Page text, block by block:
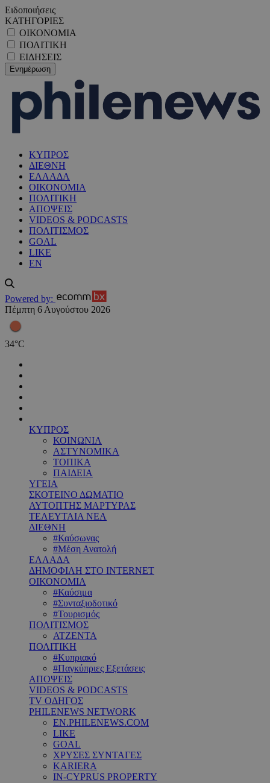
Ειδοποιήσεις
ΚΑΤΗΓΟΡΙΕΣ
ΟΙΚΟΝΟΜΙΑ
ΠΟΛΙΤΙΚΗ
ΕΙΔΗΣΕΙΣ
ΚΥΠΡΟΣ
ΔΙΕΘΝΗ
ΕΛΛΑΔΑ
ΟΙΚΟΝΟΜΙΑ
ΠΟΛΙΤΙΚΗ
ΑΠΟΨΕΙΣ
VIDEOS & PODCASTS
ΠΟΛΙΤΙΣΜΟΣ
GOAL
LIKE
EN
Powered by:
Πέμπτη 6 Αυγούστου 2026
34°C
ΚΥΠΡΟΣ
ΚΟΙΝΩΝΙΑ
ΑΣΤΥΝΟΜΙΚΑ
ΤΟΠΙΚΑ
ΠΑΙΔΕΙΑ
ΥΓΕΙΑ
ΣΚΟΤΕΙΝΟ ΔΩΜΑΤΙΟ
ΑΥΤΟΠΤΗΣ ΜΑΡΤΥΡΑΣ
ΤΕΛΕΥΤΑΙΑ ΝΕΑ
ΔΙΕΘΝΗ
#Καύσωνας
#Μέση Ανατολή
ΕΛΛΑΔΑ
ΔΗΜΟΦΙΛΗ ΣΤΟ INTERNET
ΟΙΚΟΝΟΜΙΑ
#Καύσιμα
#Συνταξιοδοτικό
#Τουρισμός
ΠΟΛΙΤΙΣΜΟΣ
ΑΤΖΕΝΤΑ
ΠΟΛΙΤΙΚΗ
#Κυπριακό
#Παγκύπριες Εξετάσεις
ΑΠΟΨΕΙΣ
VIDEOS & PODCASTS
TV ΟΔΗΓΟΣ
PHILENEWS NETWORK
EN.PHILENEWS.COM
LIKE
GOAL
ΧΡΥΣΕΣ ΣΥΝΤΑΓΕΣ
KARIERA
IN-CYPRUS PROPERTY